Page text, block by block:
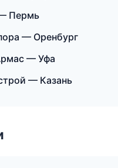
Пермь
— Оренбург
— Уфа
— Казань